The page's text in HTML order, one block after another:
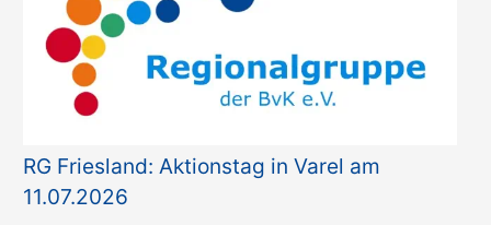
RG Friesland: Aktionstag in Varel am
11.07.2026